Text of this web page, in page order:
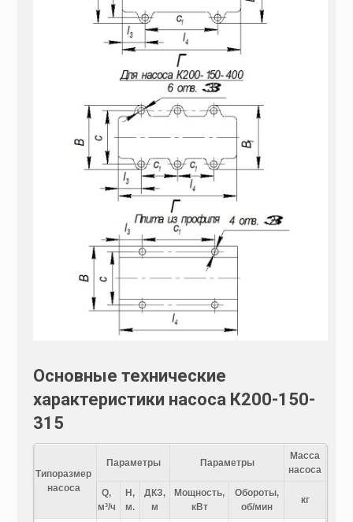
Основные технические
характеристики насоса К200-150-
315
Типоразмер
насоса
Параметры Параметры
Масса
насоса
Q,
м³/ч
H,
м.
ДКЗ,
м
Мощность,
кВт
Обороты,
об/мин
кг